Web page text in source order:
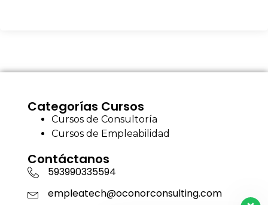
Categorías Cursos
Cursos de Consultoría
Cursos de Empleabilidad
Contáctanos
593990335594
empleatech@oconorconsulting.com